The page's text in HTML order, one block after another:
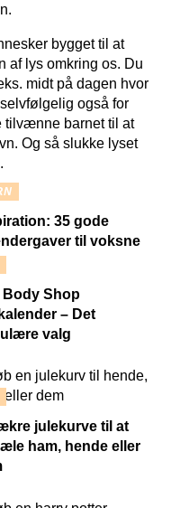
bygget til at
af lys omkring os. Du
midt på dagen hvor
også for
tilvænne barnet til at
Og så slukke lyset
35 gode
til voksne
Body Shop
– Det
valg
julekurve til at
ham, hende eller